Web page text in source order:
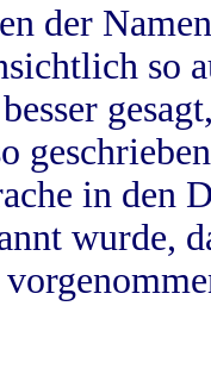
der
so
in
wurde,